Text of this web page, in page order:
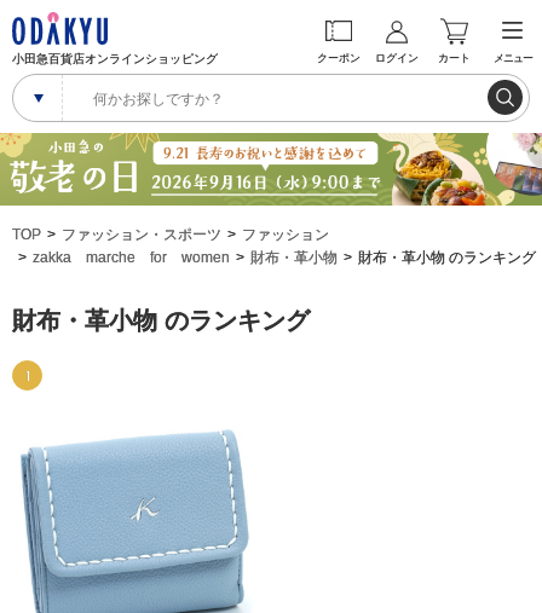
小田急百貨店オンラインショッピング クーポン ログイン カート メニュー
TOP ファッション・スポーツ
ファッション
zakka marche for women
財布・革小物 財布・革小物 のランキング
財布・革小物 のランキング
1